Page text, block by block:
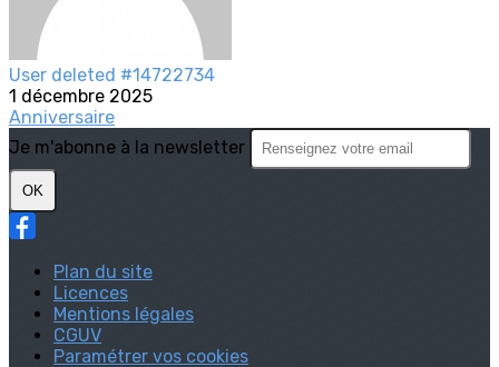
User deleted #14722734
1 décembre 2025
Anniversaire
Je m'abonne à la newsletter
OK
Plan du site
Licences
Mentions légales
CGUV
Paramétrer vos cookies